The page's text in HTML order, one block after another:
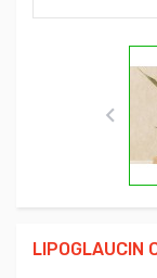

LIPOGLAUCIN